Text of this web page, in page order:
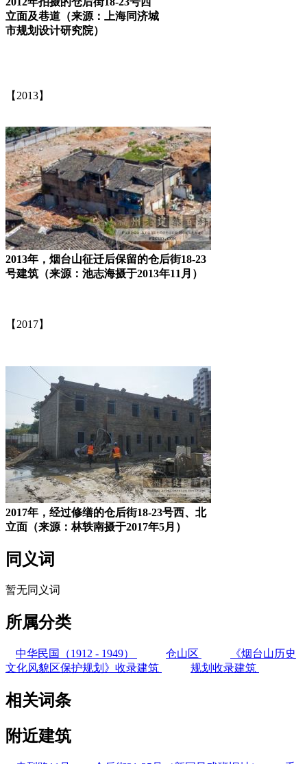
立面及巷道（来源：上海同济城
市规划设计研究院）
【2013】
2013年，烟台山征迁后保留的仓后街18-23
号建筑（来源：池志海摄于2013年11月）
【2017】
2017年，经过修缮的仓后街18-23号西、北
立面（来源：林轶南摄于2017年5月）
同义词
暂无同义词
所属分类
中华民国（1912 - 1949） 仓山区
《烟台山历史
文化风貌区保护规划》收录建筑
规划收录建筑
相关词条
附近建筑